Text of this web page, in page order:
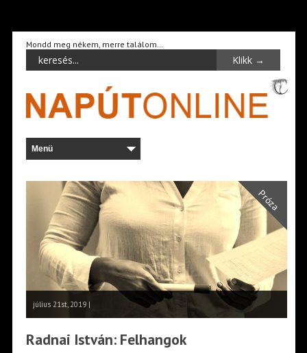
Mondd meg nékem, merre találom…
Próza
július 21st, 2019 |
Radnai István: Felhangok